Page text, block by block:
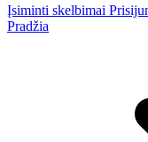
Įsiminti skelbimai
Pradžia